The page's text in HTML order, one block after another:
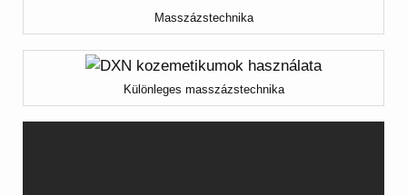
Masszázstechnika
Különleges masszázstechnika